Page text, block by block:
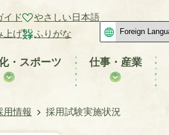
イド
上げ
やさしい日本語
ふりがな
・スポーツ 仕事・産業
用情報 採用試験実施状況